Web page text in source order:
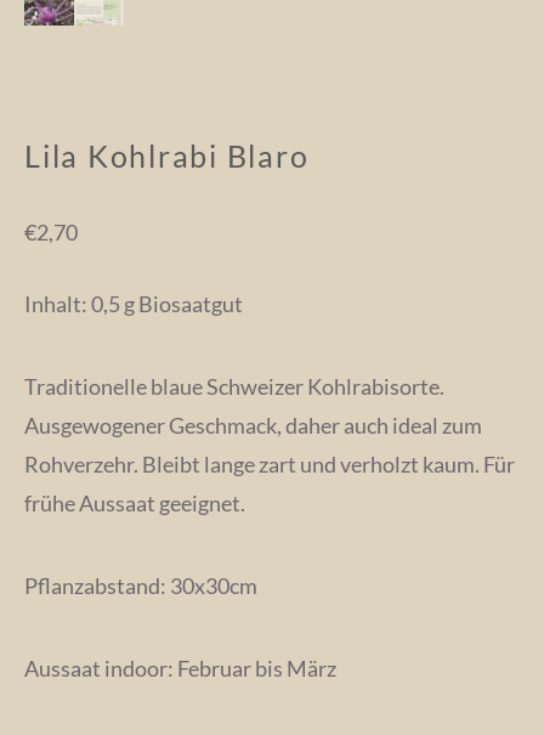
Lila Kohlrabi Blaro
€2,70
Inhalt: 0,5 g Biosaatgut
Traditionelle blaue Schweizer Kohlrabisorte.
Ausgewogener Geschmack, daher auch ideal zum
Rohverzehr. Bleibt lange zart und verholzt kaum. Für
frühe Aussaat geeignet.
Pflanzabstand: 30x30cm
Aussaat indoor: Februar bis März